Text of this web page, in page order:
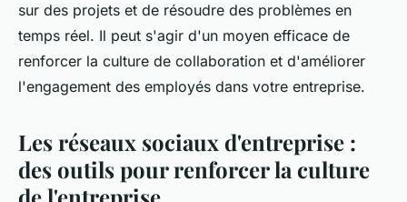
sur des projets et de résoudre des problèmes en
temps réel. Il peut s'agir d'un moyen efficace de
renforcer la culture de collaboration et d'améliorer
l'engagement des employés dans votre entreprise.
Les réseaux sociaux d'entreprise :
des outils pour renforcer la culture